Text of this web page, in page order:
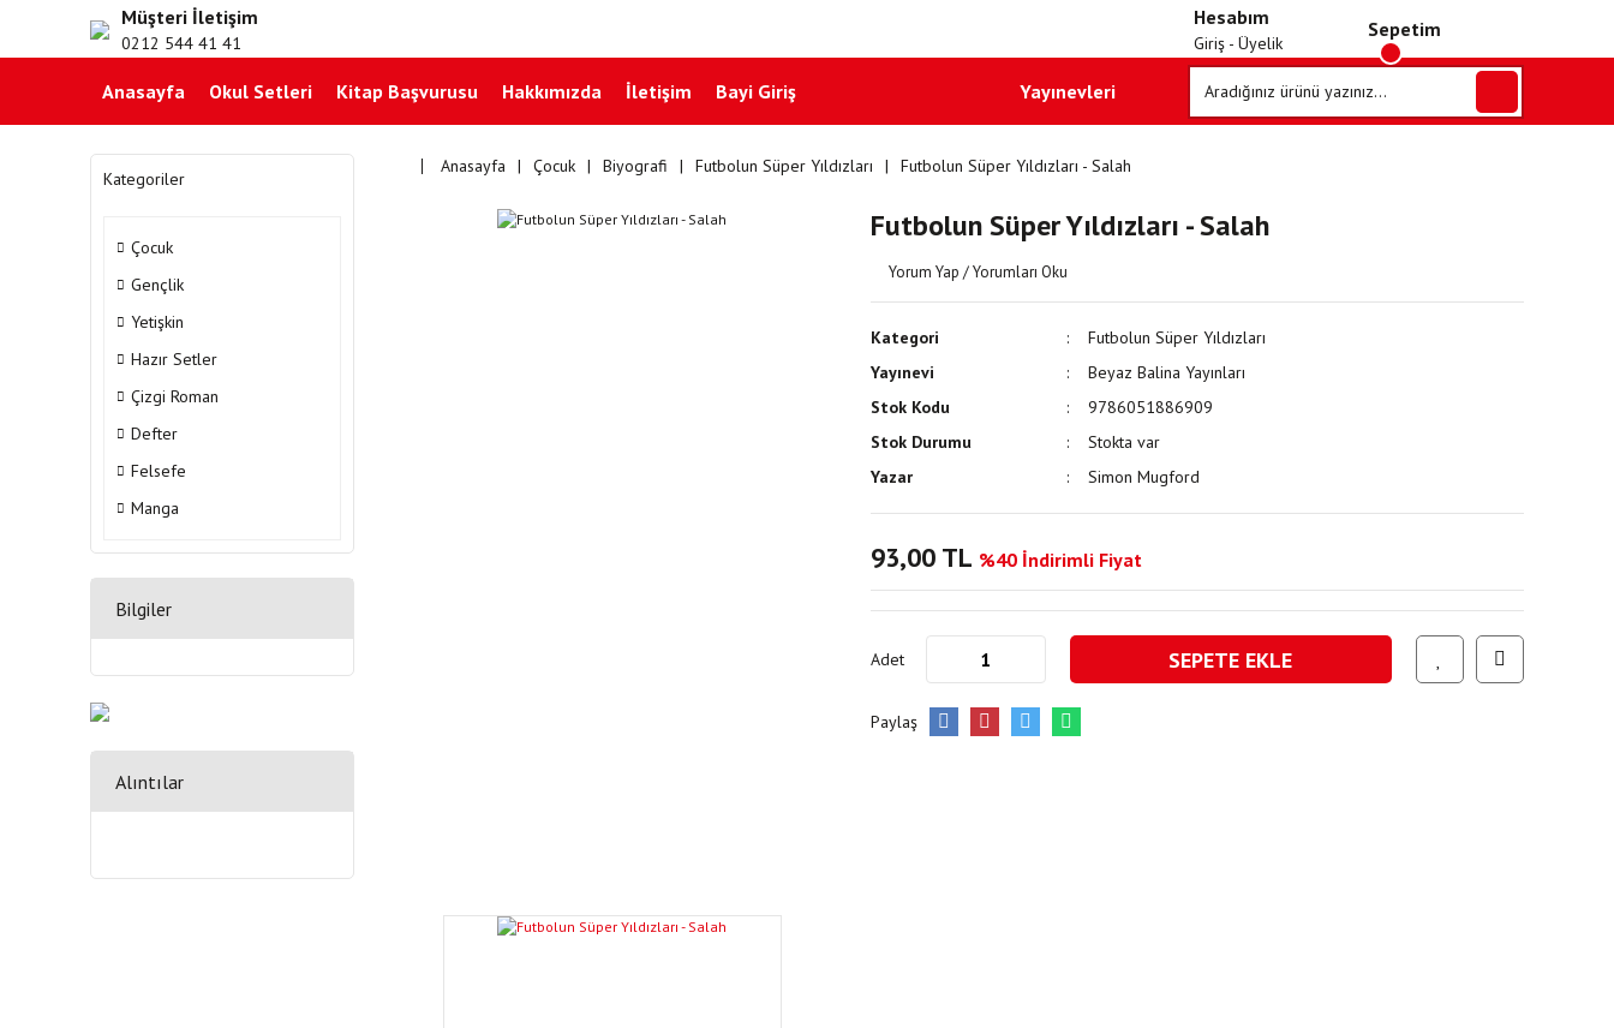
Müşteri İletişim
0212 544 41 41
Hesabım
Giriş - Üyelik
Sepetim
Anasayfa Okul Setleri Kitap Başvurusu Hakkımızda İletişim Bayi Giriş Yayınevleri
Kategoriler
Çocuk
Gençlik
Yetişkin
Hazır Setler
Çizgi Roman
Defter
Felsefe
Manga
Bilgiler
Alıntılar
Anasayfa Çocuk Biyografi Futbolun Süper Yıldızları Futbolun Süper Yıldızları - Salah
Futbolun Süper Yıldızları - Salah
Yorum Yap / Yorumları Oku
Kategori
Futbolun Süper Yıldızları
Yayınevi
Beyaz Balina Yayınları
Stok Kodu
9786051886909
Stok Durumu
Stokta var
Yazar
Simon Mugford
93,00 TL %40 İndirimli Fiyat
Adet SEPETE EKLE
Paylaş